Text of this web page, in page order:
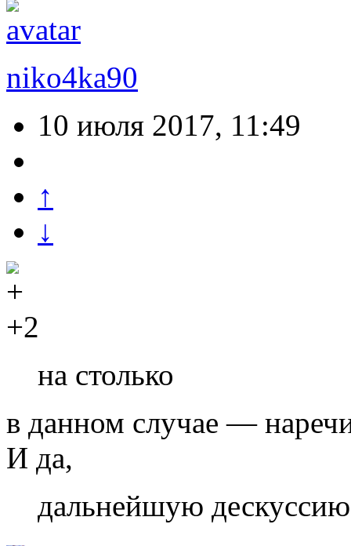
niko4ka90
10 июля 2017, 11:49
↑
↓
+2
на столько
в данном случае —
И да,
дальнейшую